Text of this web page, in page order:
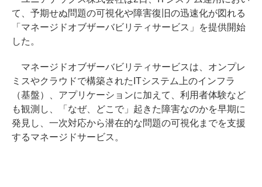
て、予期せぬ問題の可視化や障害復旧の迅速化が図れる
「マネージドオブザーバビリティサービス」を提供開始
した。
マネージドオブザーバビリティサービスは、オンプレ
ミスやクラウドで構築されたITシステム上のインフラ
（基盤）、アプリケーションに加えて、利用者体験など
も観測し、「なぜ、どこで」起きた障害なのかを早期に
発見し、一次対応から潜在的な問題の可視化までを支援
するマネージドサービス。